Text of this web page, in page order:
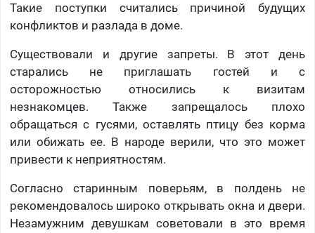
Такие поступки считались причиной будущих
конфликтов и разлада в доме.
Существовали и другие запреты. В этот день
старались не приглашать гостей и с
осторожностью относились к визитам
незнакомцев. Также запрещалось плохо
обращаться с гусями, оставлять птицу без корма
или обижать ее. В народе верили, что это может
привести к неприятностям.
Согласно старинным поверьям, в полдень не
рекомендовалось широко открывать окна и двери.
Незамужним девушкам советовали в это время